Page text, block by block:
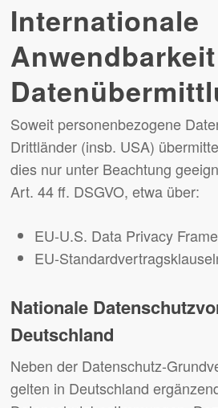
Internationale
Soweit personenbezogene
Drittländer (insb. USA)
dies nur unter Beachtung
Art. 44 ff. DSGVO, etwa über:
EU-U.S. Data Privacy
EU-
Nationale
Deutschland
Neben der Datenschutz-
gelten in Deutschland